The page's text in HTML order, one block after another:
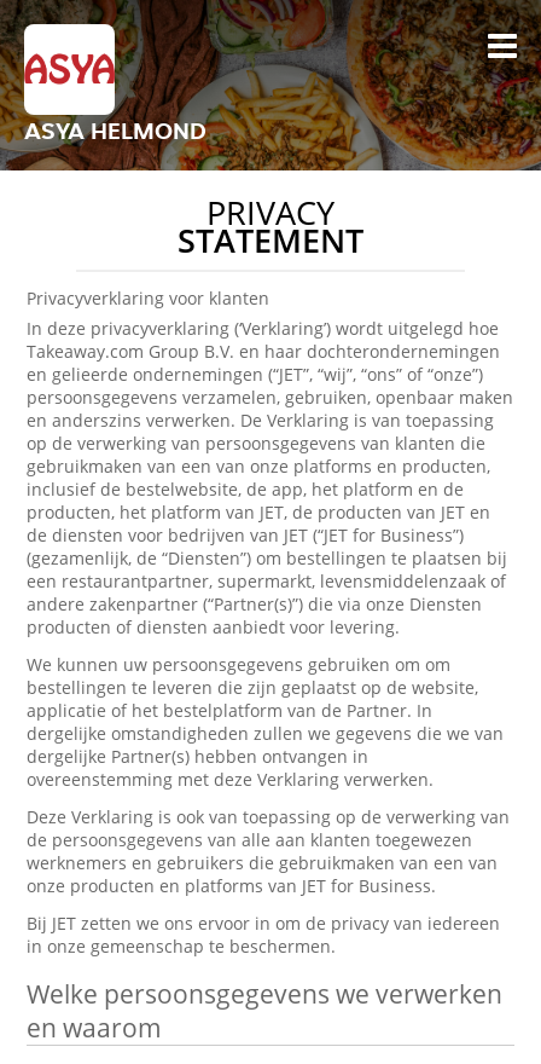
ASYA HELMOND
PRIVACY
STATEMENT
Privacyverklaring voor klanten
In deze privacyverklaring (‘Verklaring’) wordt uitgelegd hoe
Takeaway.com Group B.V. en haar dochterondernemingen
en gelieerde ondernemingen (“JET”, “wij”, “ons” of “onze”)
persoonsgegevens verzamelen, gebruiken, openbaar maken
en anderszins verwerken. De Verklaring is van toepassing
op de verwerking van persoonsgegevens van klanten die
gebruikmaken van een van onze platforms en producten,
inclusief de bestelwebsite, de app, het platform en de
producten, het platform van JET, de producten van JET en
de diensten voor bedrijven van JET (“JET for Business”)
(gezamenlijk, de “Diensten”) om bestellingen te plaatsen bij
een restaurantpartner, supermarkt, levensmiddelenzaak of
andere zakenpartner (“Partner(s)”) die via onze Diensten
producten of diensten aanbiedt voor levering.
We kunnen uw persoonsgegevens gebruiken om om
bestellingen te leveren die zijn geplaatst op de website,
applicatie of het bestelplatform van de Partner. In
dergelijke omstandigheden zullen we gegevens die we van
dergelijke Partner(s) hebben ontvangen in
overeenstemming met deze Verklaring verwerken.
Deze Verklaring is ook van toepassing op de verwerking van
de persoonsgegevens van alle aan klanten toegewezen
werknemers en gebruikers die gebruikmaken van een van
onze producten en platforms van JET for Business.
Bij JET zetten we ons ervoor in om de privacy van iedereen
in onze gemeenschap te beschermen.
Welke persoonsgegevens we verwerken
en waarom